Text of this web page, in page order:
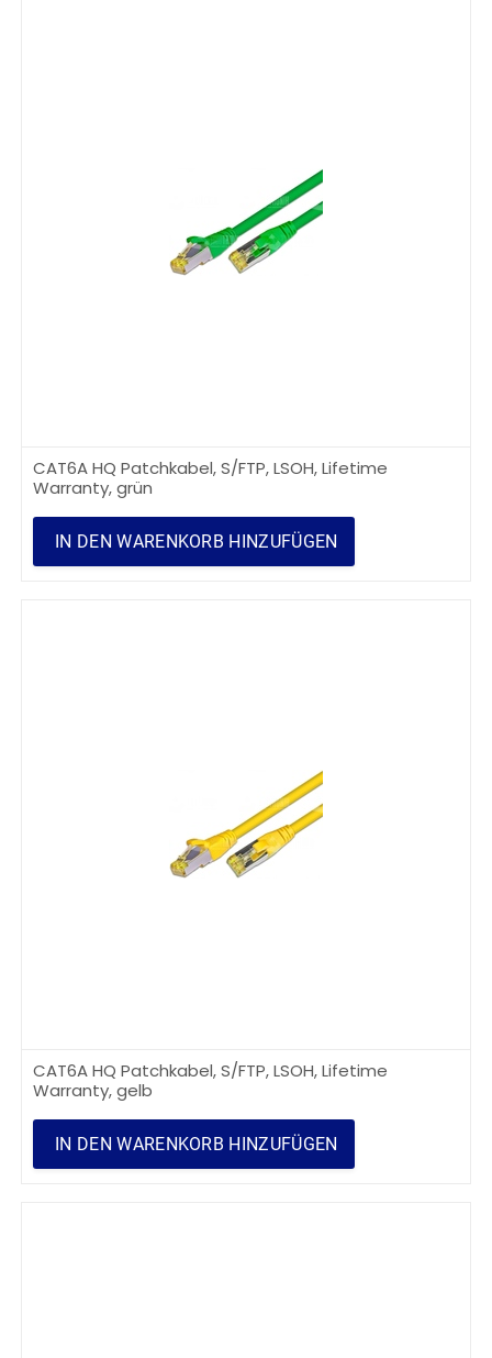
CAT6A HQ Patchkabel, S/FTP, LSOH, Lifetime
Warranty, grün
IN DEN WARENKORB HINZUFÜGEN
CAT6A HQ Patchkabel, S/FTP, LSOH, Lifetime
Warranty, gelb
IN DEN WARENKORB HINZUFÜGEN